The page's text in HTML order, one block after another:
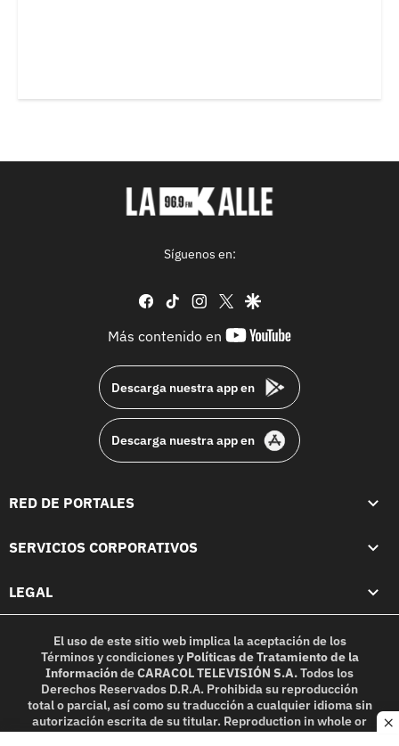
Síguenos en:
facebook
tiktok instagram
twittergoogle
Más contenido en
youtube-
Descarga nuestra app en
Descarga nuestra app en
RED DE PORTALES
SERVICIOS CORPORATIVOS
LEGAL
El uso de este sitio web implica la aceptación de los
Términos y condicionesy Políticas de Tratamiento de la
InformacióndeCARACOL TELEVISIÓN S.A.Todos los
Derechos Reservados D.R.A. Prohibida su reproducción
total o parcial, así como su traducción a cualquier idioma sin
autorización escrita de su titular. Reproduction in whole or